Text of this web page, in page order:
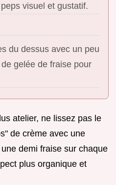
visuel et gustatif.
du dessus avec un peu
gelée de fraise pour
atelier, ne lissez pas le
de crème avec une
demi fraise sur chaque
plus organique et